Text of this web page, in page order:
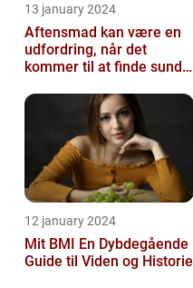
13 january 2024
Aftensmad kan være en
udfordring, når det
kommer til at finde sunde
samtidi...
12 january 2024
Mit BMI En Dybdegående
Guide til Viden og Historie